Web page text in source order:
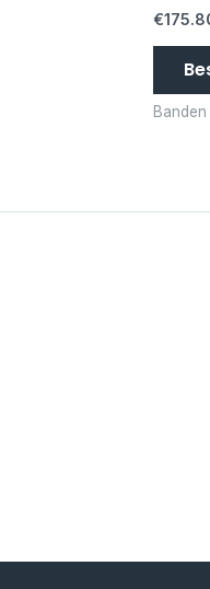
€
Banden